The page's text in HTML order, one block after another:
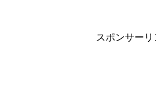
スポンサーリ